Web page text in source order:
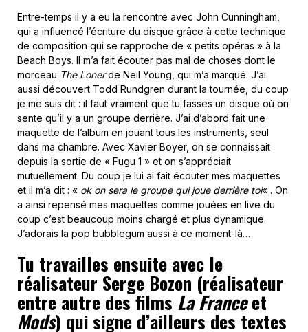
Entre-temps il y a eu la rencontre avec John Cunningham,
qui a influencé l’écriture du disque grâce à cette technique
de composition qui se rapproche de « petits opéras » à la
Beach Boys. Il m’a fait écouter pas mal de choses dont le
morceau The Lonerde Neil Young, qui m’a marqué. J’ai
aussi découvert Todd Rundgren durant la tournée, du coup
je me suis dit : il faut vraiment que tu fasses un disque où on
sente qu’il y a un groupe derrière. J’ai d’abord fait une
maquette de l’album en jouant tous les instruments, seul
dans ma chambre. Avec Xavier Boyer, on se connaissait
depuis la sortie de « Fugu 1 » et on s’appréciait
mutuellement. Du coup je lui ai fait écouter mes maquettes
et il m’a dit : « ok on sera le groupe qui joue derrière toi« . On
a ainsi repensé mes maquettes comme jouées en live du
coup c’est beaucoup moins chargé et plus dynamique.
J’adorais la pop bubblegum aussi à ce moment-là…
Tu travailles ensuite avec le
réalisateur Serge Bozon (réalisateur
entre autre des films La Franceet
Mods) qui signe d’ailleurs des textes